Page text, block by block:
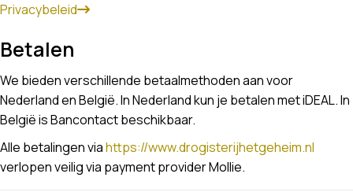
Privacybeleid
Betalen
We bieden verschillende betaalmethoden aan voor
Nederland en België. In Nederland kun je betalen met iDEAL. In
België is Bancontact beschikbaar.
Alle betalingen viahttps://www.drogisterijhetgeheim.nl
verlopen veilig via payment provider Mollie.